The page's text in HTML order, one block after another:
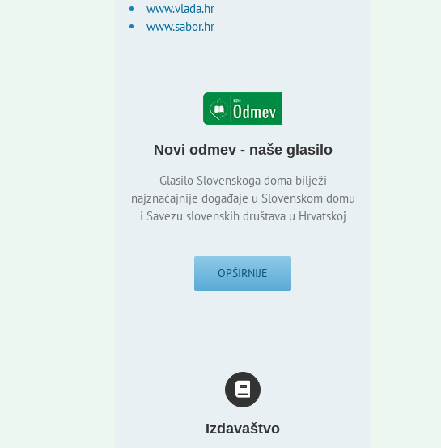
www.vlada.hr
www.sabor.hr
Novi odmev - naše glasilo
Glasilo Slovenskoga doma bilježi
najznačajnije događaje u Slovenskom domu
i Savezu slovenskih društava u Hrvatskoj
OPŠIRNIJE
Izdavaštvo